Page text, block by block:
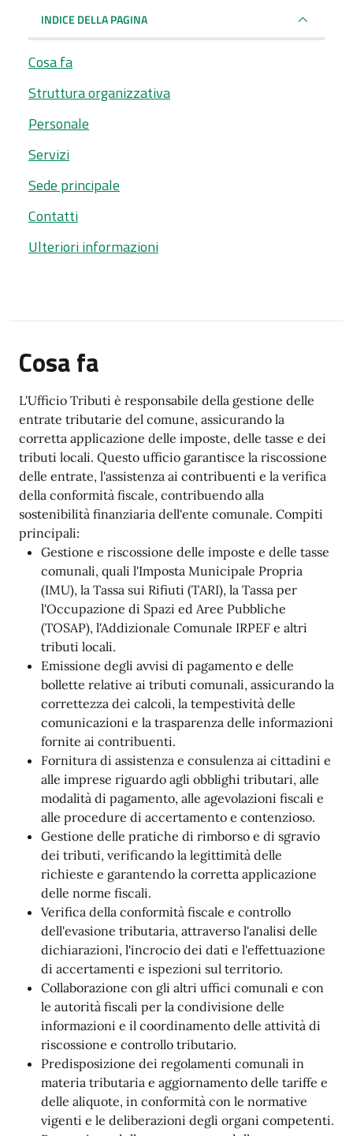
INDICE DELLA PAGINA
Cosa fa
Struttura organizzativa
Personale
Servizi
Sede principale
Contatti
Ulteriori informazioni
Cosa fa
L'Ufficio Tributi è responsabile della gestione delle
entrate tributarie del comune, assicurando la
corretta applicazione delle imposte, delle tasse e dei
tributi locali. Questo ufficio garantisce la riscossione
delle entrate, l'assistenza ai contribuenti e la verifica
della conformità fiscale, contribuendo alla
sostenibilità finanziaria dell'ente comunale. Compiti
principali:
Gestione e riscossione delle imposte e delle tasse
comunali, quali l'Imposta Municipale Propria
(IMU), la Tassa sui Rifiuti (TARI), la Tassa per
l'Occupazione di Spazi ed Aree Pubbliche
(TOSAP), l'Addizionale Comunale IRPEF e altri
tributi locali.
Emissione degli avvisi di pagamento e delle
bollette relative ai tributi comunali, assicurando la
correttezza dei calcoli, la tempestività delle
comunicazioni e la trasparenza delle informazioni
fornite ai contribuenti.
Fornitura di assistenza e consulenza ai cittadini e
alle imprese riguardo agli obblighi tributari, alle
modalità di pagamento, alle agevolazioni fiscali e
alle procedure di accertamento e contenzioso.
Gestione delle pratiche di rimborso e di sgravio
dei tributi, verificando la legittimità delle
richieste e garantendo la corretta applicazione
delle norme fiscali.
Verifica della conformità fiscale e controllo
dell'evasione tributaria, attraverso l'analisi delle
dichiarazioni, l'incrocio dei dati e l'effettuazione
di accertamenti e ispezioni sul territorio.
Collaborazione con gli altri uffici comunali e con
le autorità fiscali per la condivisione delle
informazioni e il coordinamento delle attività di
riscossione e controllo tributario.
Predisposizione dei regolamenti comunali in
materia tributaria e aggiornamento delle tariffe e
delle aliquote, in conformità con le normative
vigenti e le deliberazioni degli organi competenti.